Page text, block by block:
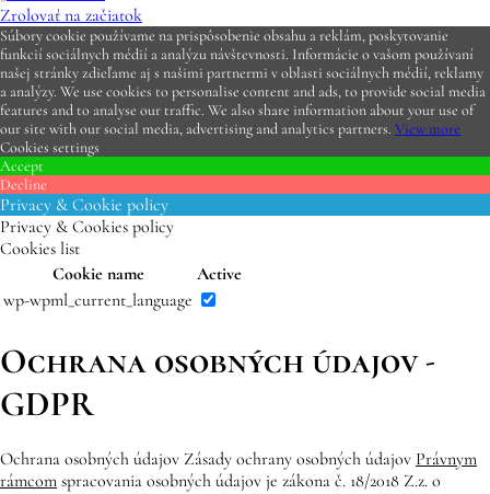
Zrolovať na začiatok
Súbory cookie používame na prispôsobenie obsahu a reklám, poskytovanie
funkcií sociálnych médií a analýzu návštevnosti. Informácie o vašom používaní
našej stránky zdieľame aj s našimi partnermi v oblasti sociálnych médií, reklamy
a analýzy. We use cookies to personalise content and ads, to provide social media
features and to analyse our traffic. We also share information about your use of
our site with our social media, advertising and analytics partners. View more
Cookies settings
Accept
Decline
Privacy & Cookie policy
Privacy & Cookies policy
Cookies list
Cookie name
Active
wp-wpml_current_language
Ochrana osobných údajov -
GDPR
Ochrana osobných údajov Zásady ochrany osobných údajov Právnym
rámcom spracovania osobných údajov je zákona č. 18/2018 Z.z. o